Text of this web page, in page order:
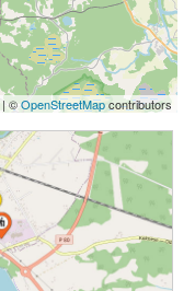
| ©OpenStreetMapcontributors